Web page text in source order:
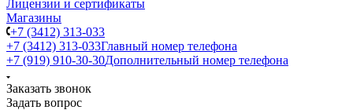
Лицензии и сертификаты
Магазины
+7 (3412) 313-033
+7 (3412) 313-033Главный номер телефона
+7 (919) 910-30-30Дополнительный номер телефона
Заказать звонок
Задать вопрос